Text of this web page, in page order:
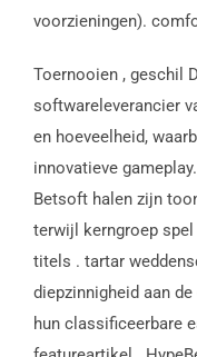
voorzieningen).
Toernooien , geschil
softwareleverancier
en hoeveelheid,
innovatieve
Betsoft halen zijn
terwijl kerngroep spel
titels . tartar
diepzinnigheid aan
hun classificeerbare